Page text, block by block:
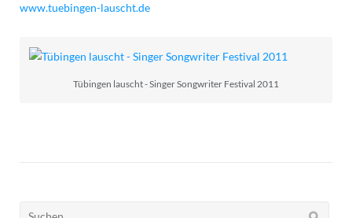
www.tuebingen-lauscht.de
Tübingen lauscht - Singer Songwriter Festival 2011
Suchen